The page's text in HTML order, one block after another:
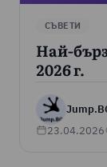
СЪВЕТИ
Най-
2026 г.
23.04.2026